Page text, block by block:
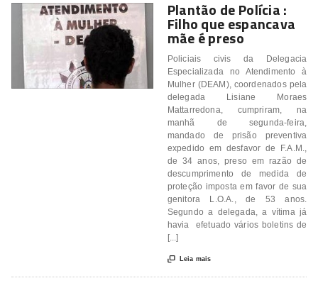
Plantão de Polícia :
Filho que espancava
mãe é preso
Policiais civis da Delegacia
Especializada no Atendimento à
Mulher (DEAM), coordenados pela
delegada Lisiane Moraes
Mattarredona, cumpriram, na
manhã de segunda-feira,
mandado de prisão preventiva
expedido em desfavor de F.A.M.,
de 34 anos, preso em razão de
descumprimento de medida de
proteção imposta em favor de sua
genitora L.O.A., de 53 anos.
Segundo a delegada, a vítima já
havia efetuado vários boletins de
[...]
 Leia mais